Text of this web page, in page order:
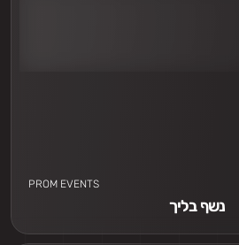
PROM EVENTS
נשף בליך